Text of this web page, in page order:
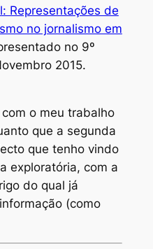
Representações de
no jornalismo em
no 9º
2015.
o meu trabalho
que a segunda
que tenho vindo
exploratória, com a
do qual já
(como